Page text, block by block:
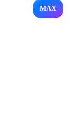
MAX